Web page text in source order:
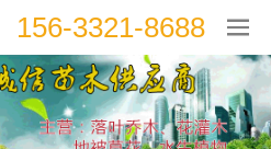
156-3321-8688